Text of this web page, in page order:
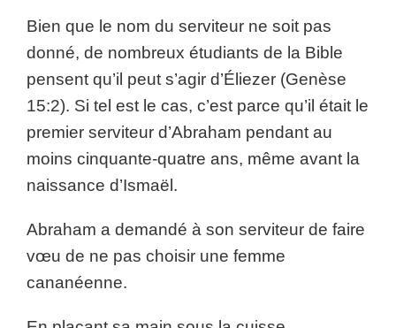
Bien que le nom du serviteur ne soit pas
donné, de nombreux étudiants de la Bible
pensent qu’il peut s’agir d’Éliezer (Genèse
15:2). Si tel est le cas, c’est parce qu’il était le
premier serviteur d’Abraham pendant au
moins cinquante-quatre ans, même avant la
naissance d’Ismaël.
Abraham a demandé à son serviteur de faire
vœu de ne pas choisir une femme
cananéenne.